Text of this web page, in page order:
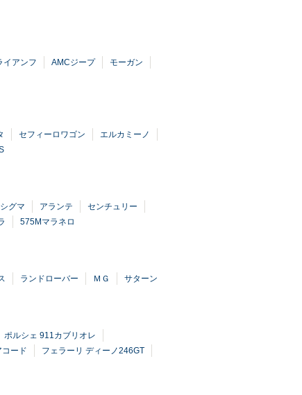
イアンフ AMCジープ
モーガン
セフィーロワゴン
エルカミーノ
グマ アランテ
センチュリー
575Mマラネロ
ランドローバー ＭＧ サターン
ポルシェ 911カブリオレ
ード
フェラーリ ディーノ246GT